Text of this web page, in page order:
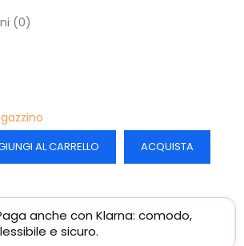
(0)
AL CARRELLO ACQUISTA
anche con Klarna: comodo,
e sicuro.